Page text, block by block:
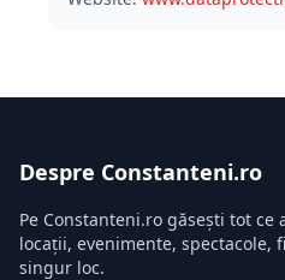
Despre Constanteni.ro
Pe Constanteni.ro găsești tot ce
locații, evenimente,
singur loc.